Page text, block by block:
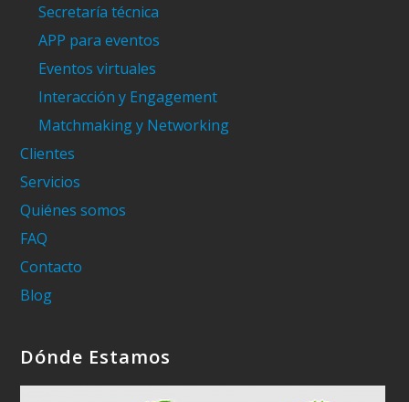
Secretaría técnica
APP para eventos
Eventos virtuales
Interacción y Engagement
Matchmaking y Networking
Clientes
Servicios
Quiénes somos
FAQ
Contacto
Blog
Dónde Estamos